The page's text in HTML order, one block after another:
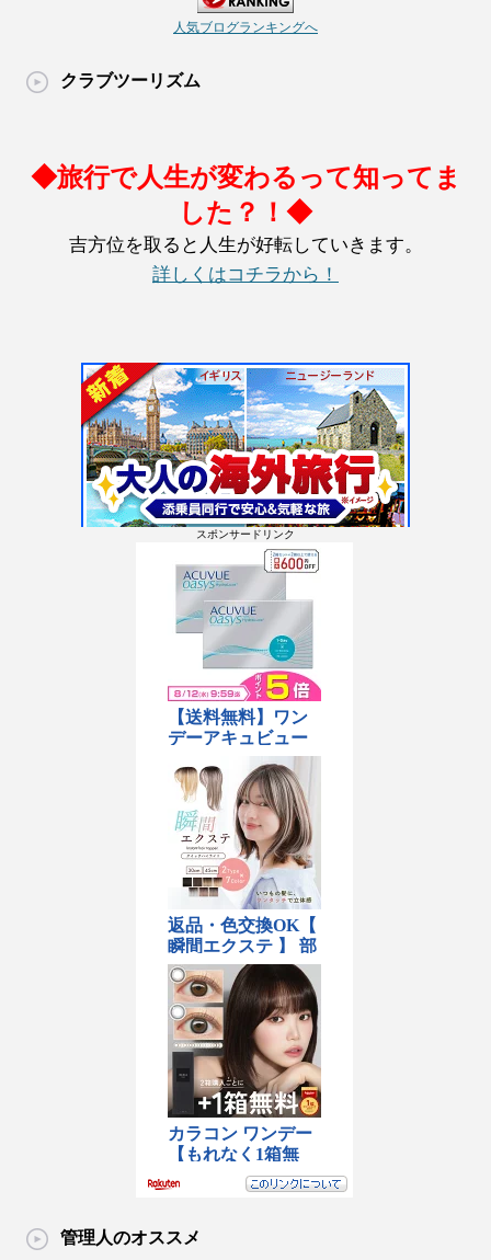
人気ブログランキングへ
クラブツーリズム
◆旅行で人生が変わるって知ってま
した？！◆
吉方位を取ると人生が好転していきます。
詳しくはコチラから！
スポンサードリンク
管理人のオススメ